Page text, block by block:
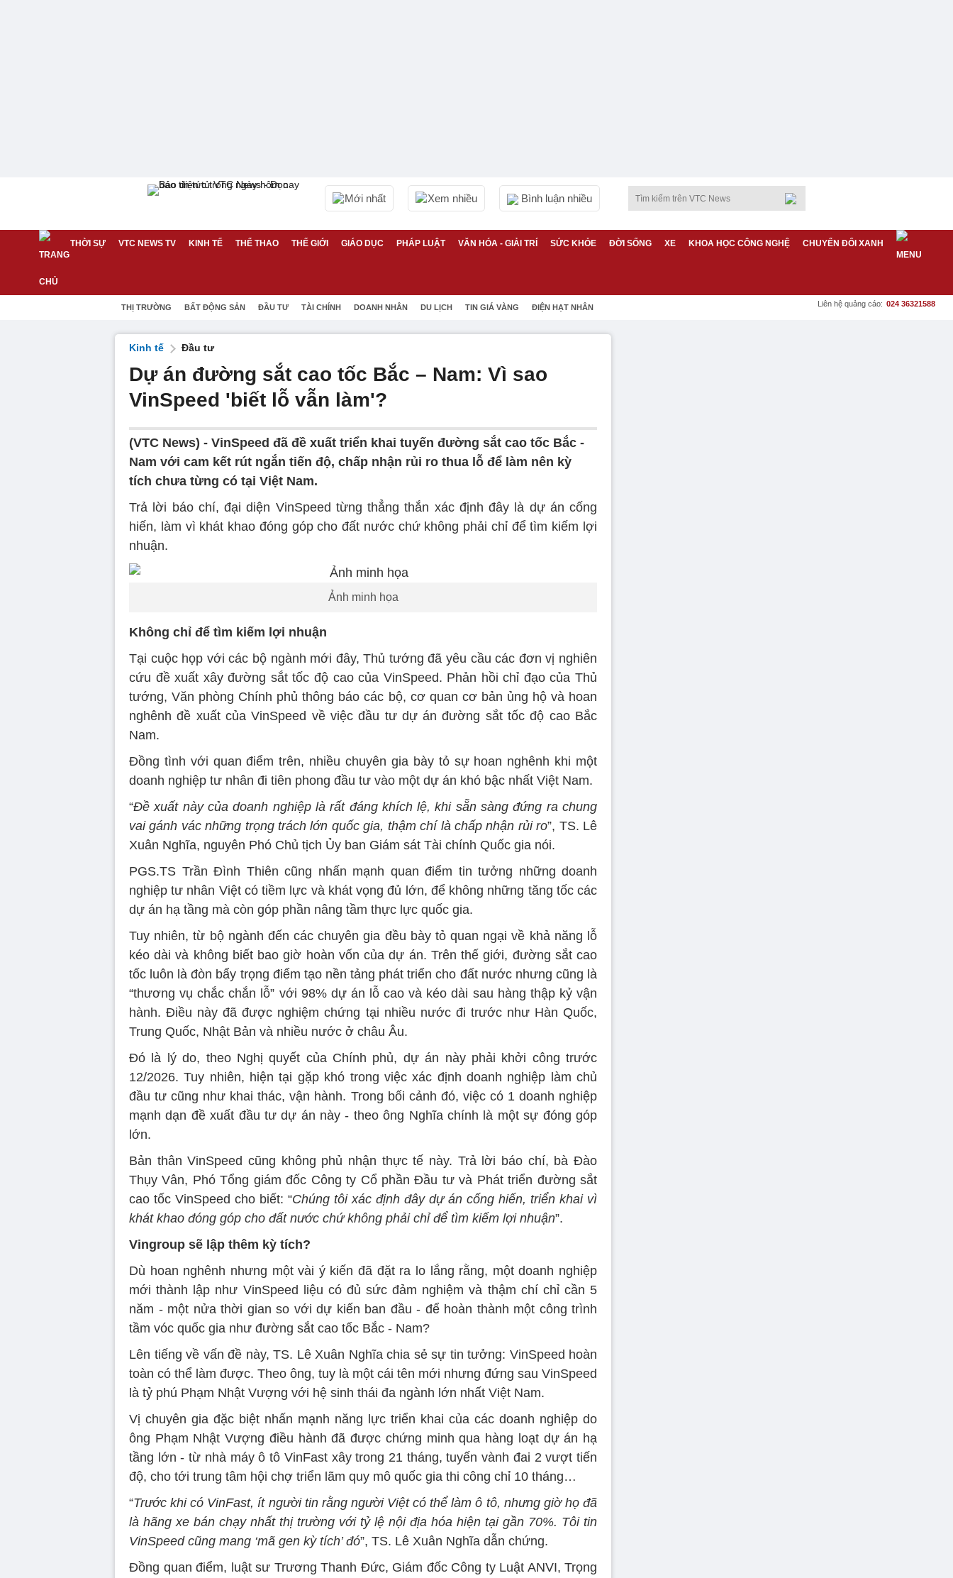
Mới nhất Xem nhiều Bình luận nhiều
THỜI SỰ VTC NEWS TV KINH TẾ THỂ THAO THẾ GIỚI GIÁO DỤC PHÁP LUẬT VĂN HÓA - GIẢI TRÍ SỨC KHỎE ĐỜI SỐNG XE KHOA HỌC CÔNG NGHỆ CHUYỂN ĐỔI XANH
THỊ TRƯỜNG BẤT ĐỘNG SẢN ĐẦU TƯ TÀI CHÍNH DOANH NHÂN DU LỊCH TIN GIÁ VÀNG ĐIỆN HẠT NHÂN Liên hệ quảng cáo: 024 36321588
Kinh tế Đầu tư
Dự án đường sắt cao tốc Bắc – Nam: Vì sao
VinSpeed 'biết lỗ vẫn làm'?
(VTC News) - VinSpeed đã đề xuất triển khai tuyến đường sắt cao tốc Bắc -
Nam với cam kết rút ngắn tiến độ, chấp nhận rủi ro thua lỗ để làm nên kỳ
tích chưa từng có tại Việt Nam.
Trả lời báo chí, đại diện VinSpeed từng thẳng thắn xác định đây là dự án cống
hiến, làm vì khát khao đóng góp cho đất nước chứ không phải chỉ để tìm kiếm lợi
nhuận.
Ảnh minh họa
Không chỉ để tìm kiếm lợi nhuận
Tại cuộc họp với các bộ ngành mới đây, Thủ tướng đã yêu cầu các đơn vị nghiên
cứu đề xuất xây đường sắt tốc độ cao của VinSpeed. Phản hồi chỉ đạo của Thủ
tướng, Văn phòng Chính phủ thông báo các bộ, cơ quan cơ bản ủng hộ và hoan
nghênh đề xuất của VinSpeed về việc đầu tư dự án đường sắt tốc độ cao Bắc
Nam.
Đồng tình với quan điểm trên, nhiều chuyên gia bày tỏ sự hoan nghênh khi một
doanh nghiệp tư nhân đi tiên phong đầu tư vào một dự án khó bậc nhất Việt Nam.
“Đề xuất này của doanh nghiệp là rất đáng khích lệ, khi sẵn sàng đứng ra chung
vai gánh vác những trọng trách lớn quốc gia, thậm chí là chấp nhận rủi ro”, TS. Lê
Xuân Nghĩa, nguyên Phó Chủ tịch Ủy ban Giám sát Tài chính Quốc gia nói.
PGS.TS Trần Đình Thiên cũng nhấn mạnh quan điểm tin tưởng những doanh
nghiệp tư nhân Việt có tiềm lực và khát vọng đủ lớn, để không những tăng tốc các
dự án hạ tầng mà còn góp phần nâng tầm thực lực quốc gia.
Tuy nhiên, từ bộ ngành đến các chuyên gia đều bày tỏ quan ngại về khả năng lỗ
kéo dài và không biết bao giờ hoàn vốn của dự án. Trên thế giới, đường sắt cao
tốc luôn là đòn bẩy trọng điểm tạo nền tảng phát triển cho đất nước nhưng cũng là
“thương vụ chắc chắn lỗ” với 98% dự án lỗ cao và kéo dài sau hàng thập kỷ vận
hành. Điều này đã được nghiệm chứng tại nhiều nước đi trước như Hàn Quốc,
Trung Quốc, Nhật Bản và nhiều nước ở châu Âu.
Đó là lý do, theo Nghị quyết của Chính phủ, dự án này phải khởi công trước
12/2026. Tuy nhiên, hiện tại gặp khó trong việc xác định doanh nghiệp làm chủ
đầu tư cũng như khai thác, vận hành. Trong bối cảnh đó, việc có 1 doanh nghiệp
mạnh dạn đề xuất đầu tư dự án này - theo ông Nghĩa chính là một sự đóng góp
lớn.
Bản thân VinSpeed cũng không phủ nhận thực tế này. Trả lời báo chí, bà Đào
Thụy Vân, Phó Tổng giám đốc Công ty Cổ phần Đầu tư và Phát triển đường sắt
cao tốc VinSpeed cho biết: “Chúng tôi xác định đây dự án cống hiến, triển khai vì
khát khao đóng góp cho đất nước chứ không phải chỉ để tìm kiếm lợi nhuận”.
Vingroup sẽ lập thêm kỳ tích?
Dù hoan nghênh nhưng một vài ý kiến đã đặt ra lo lắng rằng, một doanh nghiệp
mới thành lập như VinSpeed liệu có đủ sức đảm nghiệm và thậm chí chỉ cần 5
năm - một nửa thời gian so với dự kiến ban đầu - để hoàn thành một công trình
tầm vóc quốc gia như đường sắt cao tốc Bắc - Nam?
Lên tiếng về vấn đề này, TS. Lê Xuân Nghĩa chia sẻ sự tin tưởng: VinSpeed hoàn
toàn có thể làm được. Theo ông, tuy là một cái tên mới nhưng đứng sau VinSpeed
là tỷ phú Phạm Nhật Vượng với hệ sinh thái đa ngành lớn nhất Việt Nam.
Vị chuyên gia đặc biệt nhấn mạnh năng lực triển khai của các doanh nghiệp do
ông Phạm Nhật Vượng điều hành đã được chứng minh qua hàng loạt dự án hạ
tầng lớn - từ nhà máy ô tô VinFast xây trong 21 tháng, tuyến vành đai 2 vượt tiến
độ, cho tới trung tâm hội chợ triển lãm quy mô quốc gia thi công chỉ 10 tháng…
“Trước khi có VinFast, ít người tin rằng người Việt có thể làm ô tô, nhưng giờ họ đã
là hãng xe bán chạy nhất thị trường với tỷ lệ nội địa hóa hiện tại gần 70%. Tôi tin
VinSpeed cũng mang ‘mã gen kỳ tích’ đó”, TS. Lê Xuân Nghĩa dẫn chứng.
Đồng quan điểm, luật sư Trương Thanh Đức, Giám đốc Công ty Luật ANVI, Trọng